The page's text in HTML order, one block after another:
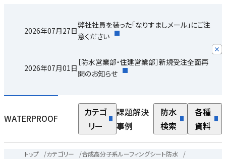
2026年07月27日
弊社社員を装った「なりすましメール」にご注
意ください
2026年07月01日
［防水営業部・住建営業部］新規受注全面再
開のお知らせ
WATERPROOF
カテゴ
リー
課題解決
事例
防水
検索
各種
資料
トップ /カテゴリー /合成高分子系ルーフィングシート防水
/